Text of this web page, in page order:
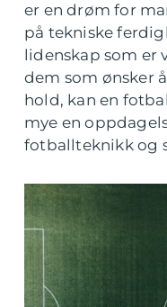
er en drøm for
på tekniske
lidenskap som er
dem som ønsker
hold, kan en
mye en
fotballteknikk og